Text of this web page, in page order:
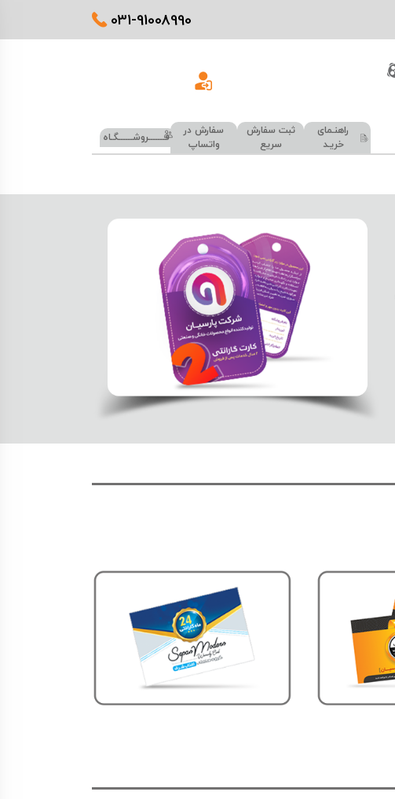
031-91008990
راهنـمای
خریـد
ثبت سفارش
سریع
سفارش در
واتساپ
فـــــــروشــــــگـاه